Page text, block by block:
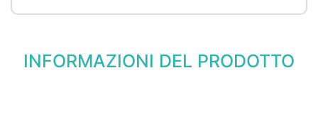
INFORMAZIONI DEL PRODOTTO